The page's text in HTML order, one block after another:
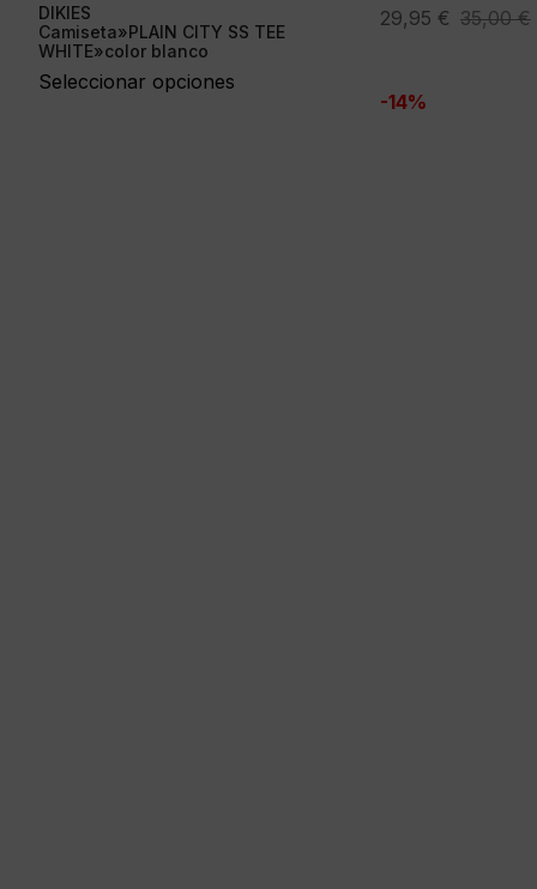
DIKIES
Camiseta»PLAIN CITY SS TEE
WHITE»color blanco
Seleccionar opciones
35,00€
El
era:
29,95 €
El
es:
-14%